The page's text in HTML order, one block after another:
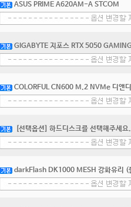
ASUS PRIME A620AM-A STCOM
GIGABYTE 지포스 RTX 5050
COLORFUL CN600 M.2 NVMe 디앤
[선택옵션] 하드디스크를 선택해주세요.
darkFlash DK1000 MESH 강화유리 (